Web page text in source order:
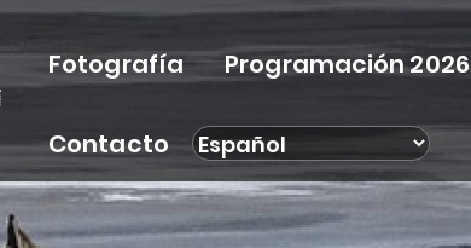
Fotografía Programación 2026
Contacto